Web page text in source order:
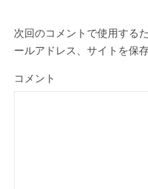
次回のコメントで使用する
ールアドレス、サイトを保存
コメント